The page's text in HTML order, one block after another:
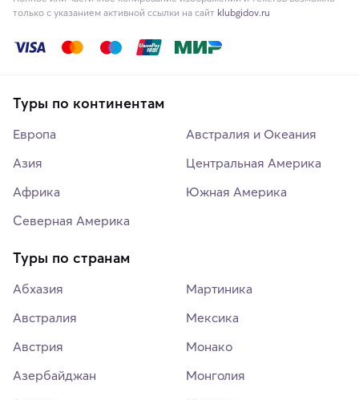
только с указанием активной ссылки на сайт klubgidov.ru
Туры по континентам
Европа
Азия
Африка
Северная Америка
Австралия и Океания
Центральная Америка
Южная Америка
Туры по странам
Абхазия
Австралия
Австрия
Азербайджан
Мартиника
Мексика
Монако
Монголия